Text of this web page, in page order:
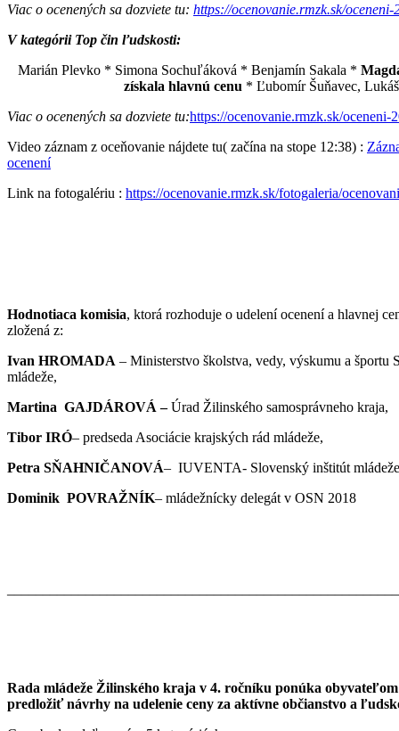
Viac o ocenených sa dozviete tu: https://ocenovanie.rmzk.sk/oceneni-
V kategórii Top čin ľudskosti:
Marián Plevko * Simona Sochuľáková * Benjamín Sakala *
získala hlavnú cenu * Ľubomír Šuňavec,
Viac o ocenených sa dozviete tu:https://ocenovanie.rmzk.sk/oceneni-
Video záznam z oceňovanie nájdete tu( začína na stope 12:38) :
ocenení
Link na fotogalériu : https://ocenovanie.rmzk.sk/fotogaleria/
Hodnotiaca komisia, ktorá rozhoduje o udelení ocenení a hlavnej
zložená z:
Ivan HROMADA – Ministerstvo školstva, vedy, výskumu a
mládeže,
Martina GAJDÁROVÁ –Úrad Žilinského samosprávneho kraja,
Tibor IRÓ– predseda Asociácie krajských rád mládeže,
Petra SŇAHNIČANOVÁ– IUVENTA- Slovenský inštitút mládeže
Dominik POVRAŽNÍK– mládežnícky delegát v OSN 2018
Rada mládeže Žilinského kraja v 4. ročníku ponúka
predložiť návrhy na udelenie ceny za aktívne občianstvo a